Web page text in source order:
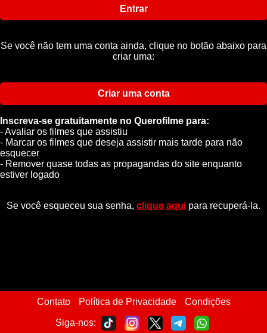
Entrar
Se você não tem uma conta ainda, clique no botão abaixo para
criar uma:
Criar uma conta
Inscreva-se gratuitamente no Querofilme para:
- Avaliar os filmes que assistiu
- Marcar os filmes que deseja assistir mais tarde para não
esquecer
- Remover quase todas as propagandas do site enquanto
estiver logado
Se você esqueceu sua senha, clique aqui para recuperá-la.
Contato Política de Privacidade Condições
Siga-nos: